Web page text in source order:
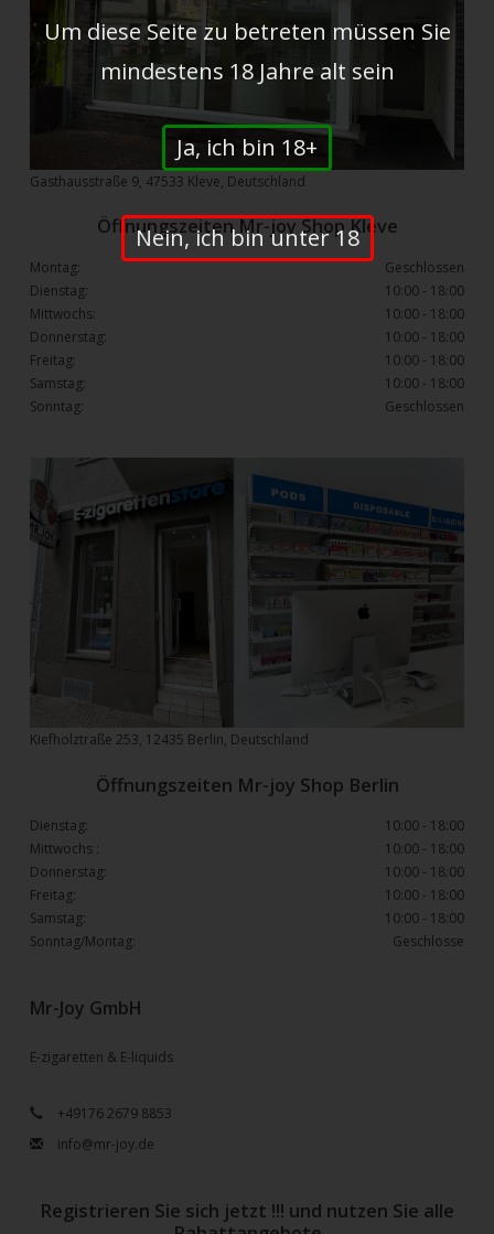
Mr-Joy GmbH
E-zigaretten & E-liquids
+49176 2679 8853
info@mr-joy.de
Gasthausstraße 9, 47533 Kleve, Deutschland
Kiefholztraße 253, 12435 Berlin, Deutschland
Öffnungszeiten Mr-joy Shop Kleve
Montag:
Geschlossen
Dienstag:
10:00 - 18:00
Mittwochs:
10:00 - 18:00
Donnerstag:
10:00 - 18:00
Freitag:
10:00 - 18:00
Samstag:
10:00 - 18:00
Sonntag:
Geschlossen
Öffnungszeiten Mr-joy Shop Berlin
Dienstag:
10:00 - 18:00
Mittwochs :
10:00 - 18:00
Donnerstag:
10:00 - 18:00
Freitag:
10:00 - 18:00
Samstag:
10:00 - 18:00
Sonntag/Montag:
Geschlosse
Registrieren Sie sich jetzt !!! und nutzen Sie alle
Um diese Seite zu betreten müssen Sie
mindestens 18 Jahre alt sein
Ja, ich bin 18+
Nein, ich bin unter 18